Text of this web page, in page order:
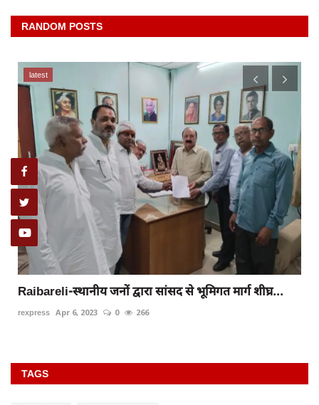
RANDOM POSTS
latest
Raibareli-स्थानीय जनों द्वारा सांसद से भूमिगत मार्ग शीघ्र...
rexpress Apr 6, 2023 0 266
TAGS